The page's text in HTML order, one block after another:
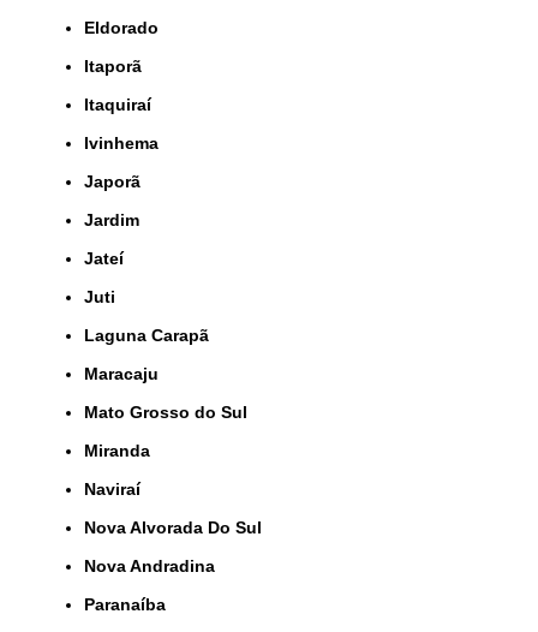
Eldorado
Itaporã
Itaquiraí
Ivinhema
Japorã
Jardim
Jateí
Juti
Laguna Carapã
Maracaju
Mato Grosso do Sul
Miranda
Naviraí
Nova Alvorada Do Sul
Nova Andradina
Paranaíba